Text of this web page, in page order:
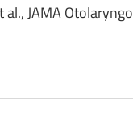
JAMA